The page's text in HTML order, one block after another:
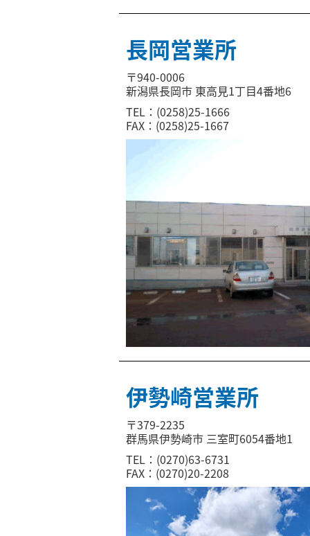
長岡営業所
〒940-0006
新潟県長岡市 東高見1丁目4番地6
TEL：(0258)25-1666
FAX：(0258)25-1667
伊勢崎営業所
〒379-2235
群馬県伊勢崎市 三室町6054番地1
TEL：(0270)63-6731
FAX：(0270)20-2208